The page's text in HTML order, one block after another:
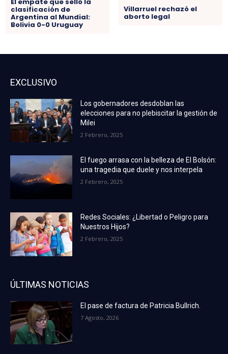
clasificación de
Argentina al Mundial:
Bolivia 0-0 Uruguay
Villarruel rechazó el
aborto legal
EXCLUSIVO
Los gobernadores desdoblan las
elecciones para no plebiscitar la gestión de
Milei
2 Febrero, 2025
El fuego arrasa con la belleza de El Bolsón:
una tragedia que duele y nos interpela
2 Febrero, 2025
Redes Sociales: ¿Libertad o Peligro para
Nuestros Hijos?
2 Febrero, 2025
ÚLTIMAS NOTICIAS
El pase de factura de Patricia Bullrich.
7 Agosto, 2026